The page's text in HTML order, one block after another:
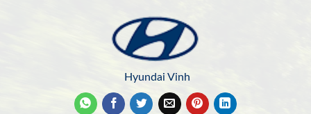
Hyundai Vinh